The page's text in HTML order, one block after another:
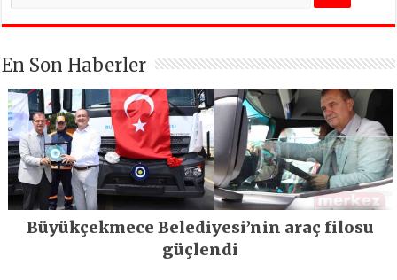
En Son Haberler
Büyükçekmece Belediyesi’nin araç filosu
güçlendi